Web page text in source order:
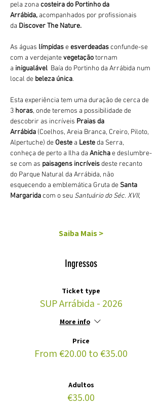
pela zona costeira do Portinho da
Arrábida, acompanhados por profissionais
da Discover The Nature.
As águas límpidas e esverdeadas confunde-se
com a verdejante vegetação tornam
a inigualável Baía do Portinho da Arrábida num
local de beleza única.
Esta experiência tem uma duração de cerca de
3 horas, onde teremos a possibilidade de
descobrir as incríveis Praias da
Arrábida (Coelhos, Areia Branca, Creiro, Piloto,
Alpertuche) de Oeste a Leste da Serra,
conheça de perto a Ilha da Anicha e deslumbre-
se com as paisagens incríveis deste recanto
do Parque Natural da Arrábida, não
esquecendo a emblemática Gruta de Santa
Margarida com o seu Santuário do Séc. XVII,
Saiba Mais >
Ingressos
Ticket type
SUP Arrábida - 2026
More info
Price
From €20.00 to €35.00
Adultos
€35.00